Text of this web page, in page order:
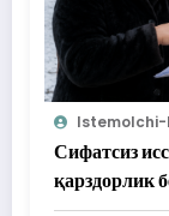
Сифатсиз
қарздорлик